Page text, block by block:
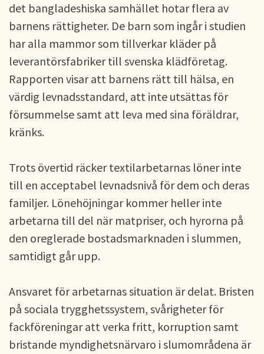
det bangladeshiska samhället hotar flera av
barnens rättigheter. De barn som ingår i studien
har alla mammor som tillverkar kläder på
leverantörsfabriker till svenska klädföretag.
Rapporten visar att barnens rätt till hälsa, en
värdig levnadsstandard, att inte utsättas för
försummelse samt att leva med sina föräldrar,
kränks.
Trots övertid räcker textilarbetarnas löner inte
till en acceptabel levnadsnivå för dem och deras
familjer. Lönehöjningar kommer heller inte
arbetarna till del när matpriser, och hyrorna på
den oreglerade bostadsmarknaden i slummen,
samtidigt går upp.
Ansvaret för arbetarnas situation är delat. Bristen
på sociala trygghetssystem, svårigheter för
fackföreningar att verka fritt, korruption samt
bristande myndighetsnärvaro i slumområdena är